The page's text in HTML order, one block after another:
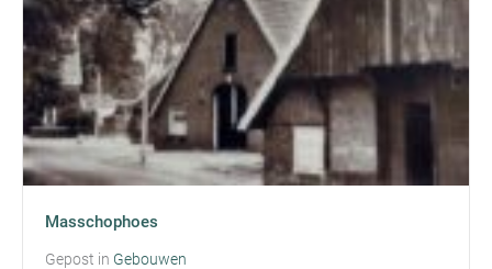
Masschophoes
Gepost in Gebouwen